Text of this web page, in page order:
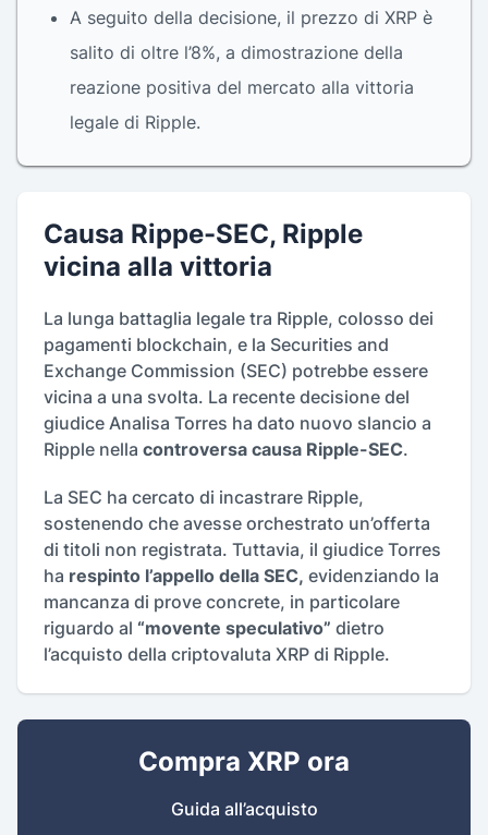
A seguito della decisione, il prezzo di XRP è
salito di oltre l’8%, a dimostrazione della
reazione positiva del mercato alla vittoria
legale di Ripple.
Causa Rippe-SEC, Ripple
vicina alla vittoria
La lunga battaglia legale tra Ripple, colosso dei
pagamenti blockchain, e la Securities and
Exchange Commission (SEC) potrebbe essere
vicina a una svolta. La recente decisione del
giudice Analisa Torres ha dato nuovo slancio a
Ripple nella controversa causa Ripple-SEC.
La SEC ha cercato di incastrare Ripple,
sostenendo che avesse orchestrato un’offerta
di titoli non registrata. Tuttavia, il giudice Torres
ha respinto l’appello della SEC, evidenziando la
mancanza di prove concrete, in particolare
riguardo al “movente speculativo” dietro
l’acquisto della criptovaluta XRP di Ripple.
Compra XRP ora
Guida all’acquisto